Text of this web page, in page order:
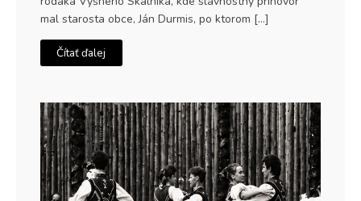
mal starosta obce, Ján Durmis, po ktorom […]
Čítať ďalej